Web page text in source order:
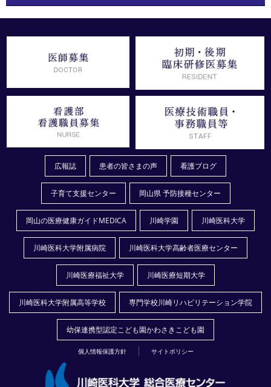
広報誌 患者の皆さまの声 看護ブログ
子育て支援センター 岡山県 予防接種センター
岡山の医療健康ガイドMEDICA 川崎学園 川崎医科大学
川崎医科大学附属病院 川崎医科大学高齢者医療センター
川崎医療福祉大学 川崎医療短期大学
川崎医科大学附属高等学校 専門学校川崎リハビリテーション学院
幼保連携型認定こども園かわさきこども園
個人情報保護方針 サイトポリシー